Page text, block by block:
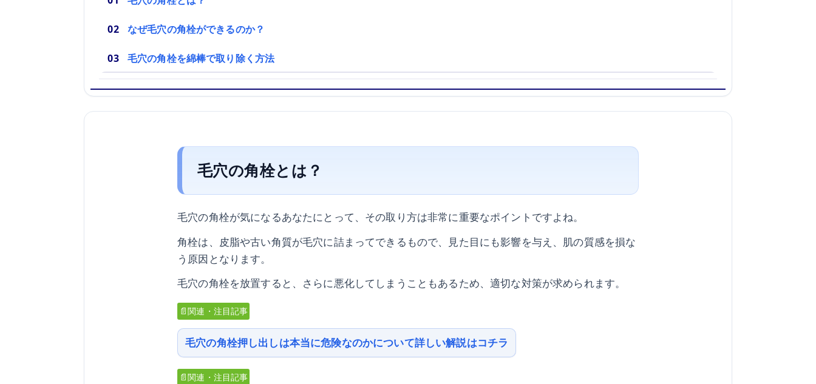
なぜ毛穴の角栓ができるのか？
毛穴の角栓を綿棒で取り除く方法
毛穴の角栓とは？
毛穴の角栓が気になるあなたにとって、その取り方は非常に重要なポイントですよね。
角栓は、皮脂や古い角質が毛穴に詰まってできるもので、見た目にも影響を与え、肌の質感を損な
う原因となります。
毛穴の角栓を放置すると、さらに悪化してしまうこともあるため、適切な対策が求められます。
📄関連・注目記事
毛穴の角栓押し出しは本当に危険なのかについて詳しい解説はコチラ
📄関連・注目記事